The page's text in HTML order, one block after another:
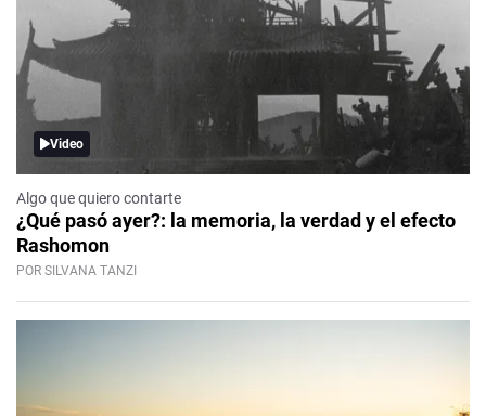
Video
Algo que quiero contarte
¿Qué pasó ayer?: la memoria, la verdad y el efecto
Rashomon
POR SILVANA TANZI